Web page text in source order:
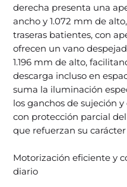
derecha presenta una
ancho y 1.072 mm de
traseras batientes, con
ofrecen un vano
1.196 mm de alto,
descarga incluso en
suma la iluminación
los ganchos de sujeción
con protección parcial
que refuerzan su
Motorización eficiente y
diario